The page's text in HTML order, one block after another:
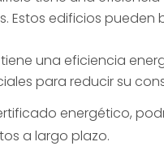
Estos edificios
una eficiencia
para reducir su
energético,
a largo plazo.